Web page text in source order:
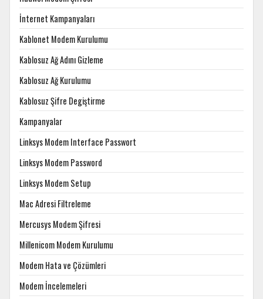
İnternet Kampanyaları
Kablonet Modem Kurulumu
Kablosuz Ağ Adını Gizleme
Kablosuz Ağ Kurulumu
Kablosuz Şifre Degiştirme
Kampanyalar
Linksys Modem Interface Passwort
Linksys Modem Password
Linksys Modem Setup
Mac Adresi Filtreleme
Mercusys Modem Şifresi
Millenicom Modem Kurulumu
Modem Hata ve Çözümleri
Modem İncelemeleri